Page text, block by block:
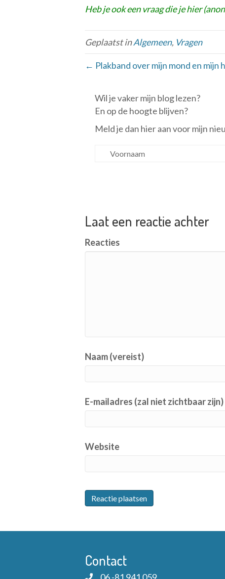
Heb je ook een vraag die je hier
Geplaatst inAlgemeen, Vragen
← Plakband over mijn mond en mijn
Wil je vaker mijn blog lezen?
En op de hoogte blijven?
Meld je dan hier aan voor mijn
Laat een reactie achter
Reacties
Naam (vereist)
E-mailadres (zal niet zichtbaar
Website
Contact